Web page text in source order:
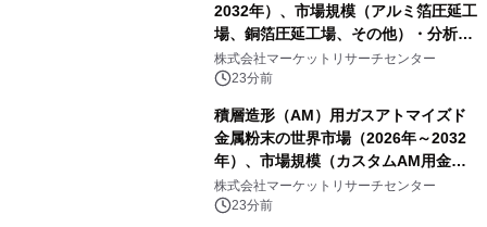
2032年）、市場規模（アルミ箔圧延工
場、銅箔圧延工場、その他）・分析レ
ポートを発表
株式会社マーケットリサーチセンター
23分前
積層造形（AM）用ガスアトマイズド
金属粉末の世界市場（2026年～2032
年）、市場規模（カスタムAM用金属
粉末、汎用AM用金属粉末）・分析レ
ポートを発表
株式会社マーケットリサーチセンター
23分前